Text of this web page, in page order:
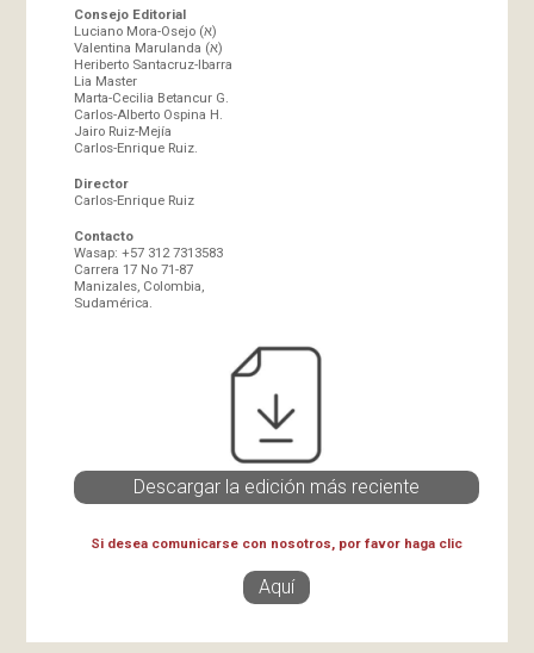
Consejo Editorial
Luciano Mora-Osejo (א)
Valentina Marulanda (א)
Heriberto Santacruz-Ibarra
Lia Master
Marta-Cecilia Betancur G.
Carlos-Alberto Ospina H.
Jairo Ruiz-Mejía
Carlos-Enrique Ruiz.
Director
Carlos-Enrique Ruiz
Contacto
Wasap: +57 312 7313583
Carrera 17 No 71-87
Manizales, Colombia,
Sudamérica.
Descargar la edición más reciente
Si desea comunicarse con nosotros, por favor haga clic
Aquí